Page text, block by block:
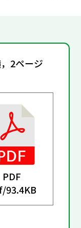
2ページ
PDF
93.4KB